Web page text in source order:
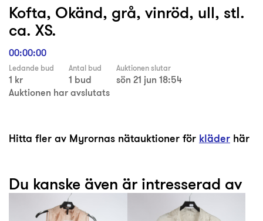
Kofta, Okänd, grå, vinröd, ull, stl.
ca. XS.
00:00:00
Ledande bud
1 kr
Antal bud
1 bud
Auktionen slutar
sön 21 jun 18:54
Auktionen har avslutats
Hitta fler av Myrornas nätauktioner för kläder här
Du kanske även är intresserad av